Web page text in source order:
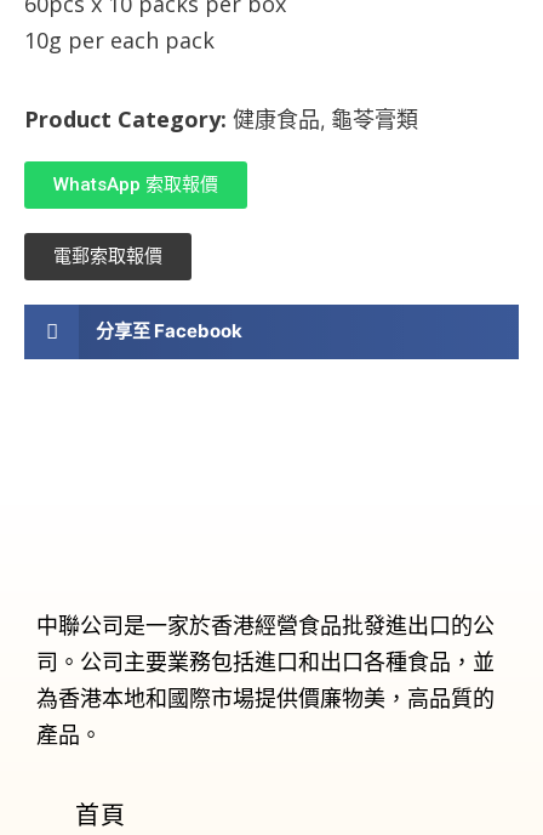
10g per each pack
Product Category: 健康食品, 龜苓膏類
WhatsApp 索取報價
電郵索取報價
分享至 Facebook
中聯公司是一家於香港經營食品批發進出口的公
司。公司主要業務包括進口和出口各種食品，並
為香港本地和國際市場提供價廉物美，高品質的
產品。
首頁